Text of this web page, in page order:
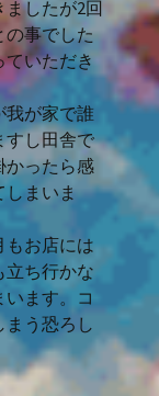
したが2回
の事でした
ていただき
我が家で誰
すし田舎で
かったら感
しまいま
もお店には
立ち行かな
ます。コ
まう恐ろし